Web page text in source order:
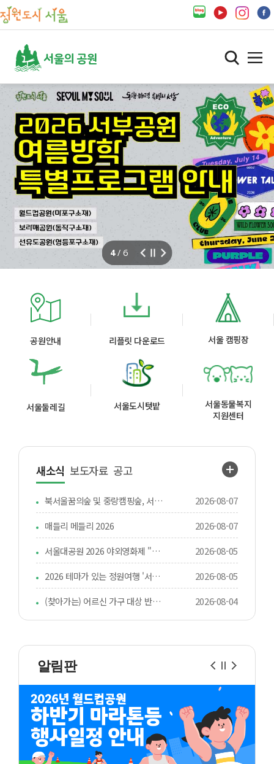
4 / 6
공원안내 리플릿 다운로드 서울 캠핑장
서울둘레길 서울도시텃밭
서울동물복지
지원센터
새소식 보도자료 공고
북서울꿈의숲 및 중랑캠핑숲, 서울창포원 물놀이 시설 단기적 운영 연장 안내
2026-08-07
매들리 메들리 2026
2026-08-07
서울대공원 2026 야외영화제 "별빛 시네마"
2026-08-05
2026 테마가 있는 정원여행 '서울숲 퀴즈' 참가자 모집(8/10 오전10시부터)
2026-08-05
(찾아가는) 어르신 가구 대상 반려동물 돌봄지원
2026-08-04
알림판